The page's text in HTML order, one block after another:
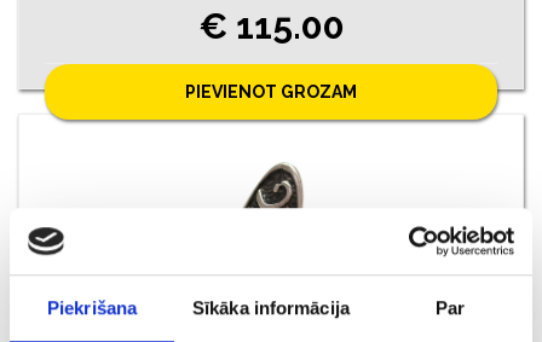
Piekrišana Sīkāka informācija Par
€ 115.00
PIEVIENOT GROZAM